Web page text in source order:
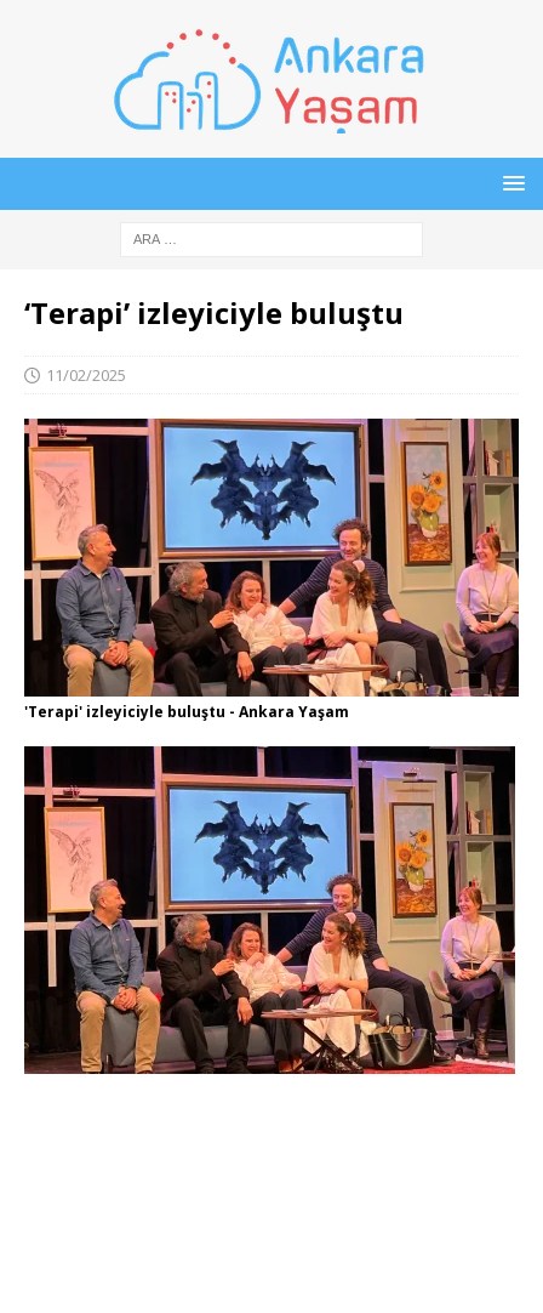
‘Terapi’ izleyiciyle buluştu
11/02/2025
'Terapi' izleyiciyle buluştu - Ankara Yaşam